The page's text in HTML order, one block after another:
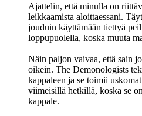
Ajattelin, että minulla on
leikkaamista aloittaessani.
jouduin käyttämään tiettyä
loppupuolella, koska muuta
Näin paljon vaivaa, että sain
oikein. The Demonologists
kappaleen ja se toimii
viimeisillä hetkillä, koska se
kappale.